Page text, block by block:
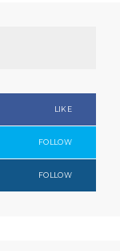
LIKE
FOLLOW
FOLLOW